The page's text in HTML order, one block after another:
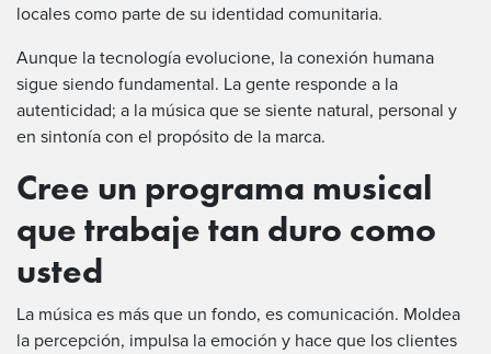
locales como parte de su identidad comunitaria.
Aunque la tecnología evolucione, la conexión humana
sigue siendo fundamental. La gente responde a la
autenticidad; a la música que se siente natural, personal y
en sintonía con el propósito de la marca.
Cree un programa musical
que trabaje tan duro como
usted
La música es más que un fondo, es comunicación. Moldea
la percepción, impulsa la emoción y hace que los clientes